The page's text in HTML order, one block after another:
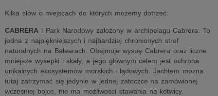
Kilka słów o miejscach do których możemy dotrzeć:
CABRERA i Park Narodowy założony w archipelagu Cabrera. To
jedna z najpiękniejszych i najbardziej chronionych stref
naturalnych na Balearach. Obejmuje wyspę Cabrera oraz liczne
mniejsze wysepki i skały, a jego głównym celem jest ochrona
unikalnych ekosystemów morskich i lądowych. Jachtem można
tutaj zatrzymać się jedynie w jednej zatoczce na zamówionej
wcześniej bojce, nie ma możliwości stawania na kotwicy.